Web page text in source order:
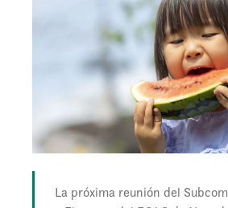
La próxima reunión del